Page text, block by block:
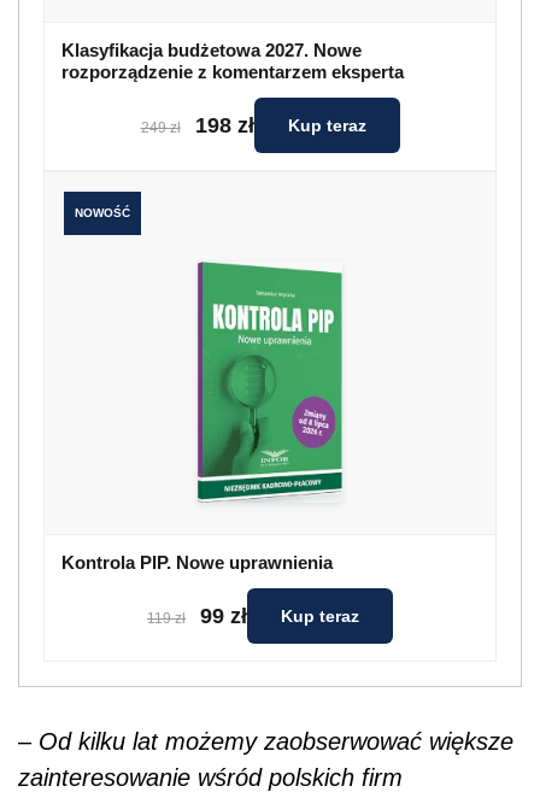
Klasyfikacja budżetowa 2027. Nowe
rozporządzenie z komentarzem eksperta
249 zł 198 zł Kup teraz
NOWOŚĆ
Kontrola PIP. Nowe uprawnienia
119 zł 99 zł Kup teraz
– Od kilku lat możemy zaobserwować większe
zainteresowanie wśród polskich firm